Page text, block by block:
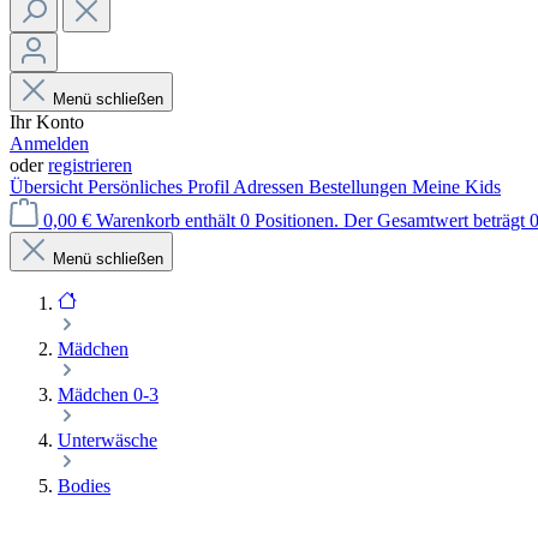
Menü schließen
Ihr Konto
Anmelden
oderregistrieren
Übersicht Persönliches Profil Adressen Bestellungen Meine Kids
0,00 € Warenkorb enthält 0 Positionen. Der Gesamtwert beträgt
Menü schließen
Mädchen
Mädchen 0-3
Unterwäsche
Bodies